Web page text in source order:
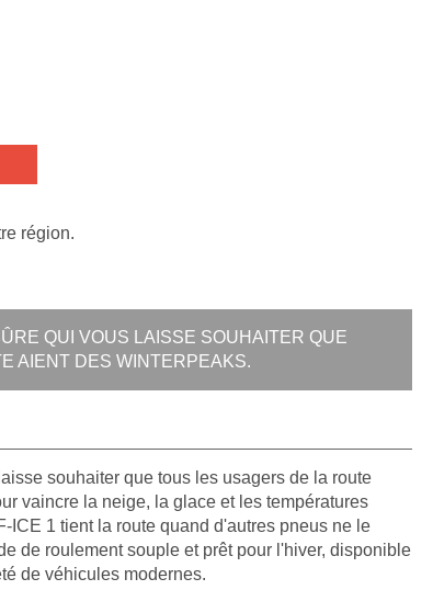
région.
QUI VOUS LAISSE SOUHAITER QUE
AIENT DES WINTERPEAKS.
souhaiter que tous les usagers de la route
vaincre la neige, la glace et les températures
1 tient la route quand d'autres pneus ne le
de roulement souple et prêt pour l'hiver, disponible
de véhicules modernes.